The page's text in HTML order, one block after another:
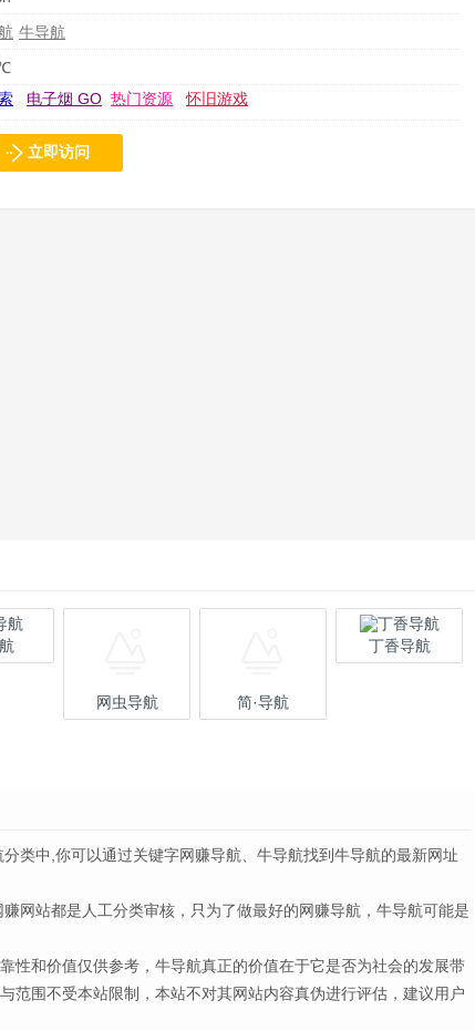
牛导航
电子烟 GO 热门资源 怀旧游戏
立即访问
网虫导航 简·导航
丁香导航
类中,你可以通过关键字网赚导航、牛导航找到牛导航的最新网址
网站都是人工分类审核，只为了做最好的网赚导航，牛导航可能是
性和价值仅供参考，牛导航真正的价值在于它是否为社会的发展带
范围不受本站限制，本站不对其网站内容真伪进行评估，建议用户